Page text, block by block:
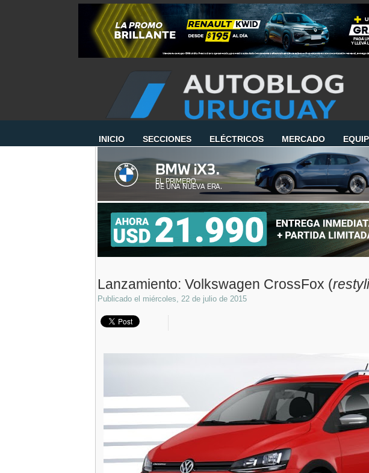
INICIO SECCIONES ELÉCTRICOS MERCADO
Lanzamiento: Volkswagen CrossFox (
Publicado el miércoles, 22 de julio de 2015